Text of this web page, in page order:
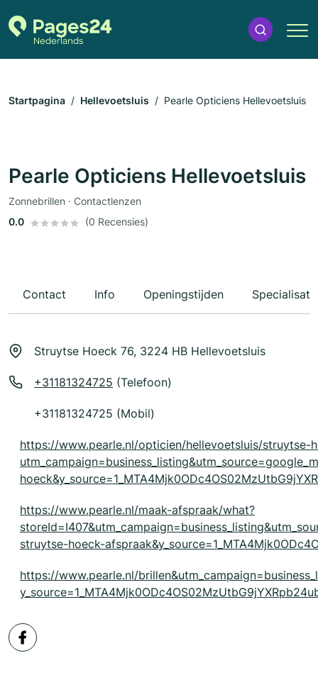
Startpagina Hellevoetsluis Pearle Opticiens Hellevoetsluis
Pearle Opticiens Hellevoetsluis
Zonnebrillen · Contactlenzen
0.0
(0 Recensies)
Contact Info Openingstijden
Struytse Hoeck 76, 3224 HB Hellevoetsluis
+31181324725 (Telefoon)
+31181324725 (Mobil)
https://www.pearle.nl/opticien/hellevoetsluis/struytse-
https://www.pearle.nl/maak-afspraak/what?
struytse-hoeck-
https://www.pearle.nl/